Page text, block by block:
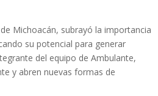
Michoacán, subrayó la importancia
su potencial para generar
del equipo de Ambulante,
y abren nuevas formas de